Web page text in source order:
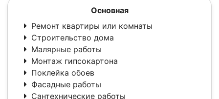
Основная
Ремонт квартиры или комнаты
Строительство дома
Малярные работы
Монтаж гипсокартона
Поклейка обоев
Фасадные работы
Сантехнические работы